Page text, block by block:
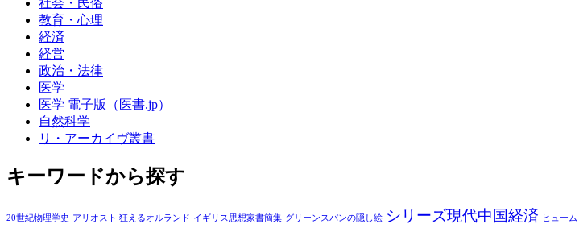
社会・民俗
教育・心理
経済
経営
政治・法律
医学
医学 電子版（医書.jp）
自然科学
リ・アーカイヴ叢書
キーワードから探す
20世紀物理学史 アリオスト 狂えるオルランド イギリス思想家書簡集 グリーンスパンの隠し絵 シリーズ現代中国経済 ヒュー